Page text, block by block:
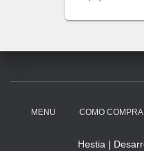
MENU COMO
Hestia |